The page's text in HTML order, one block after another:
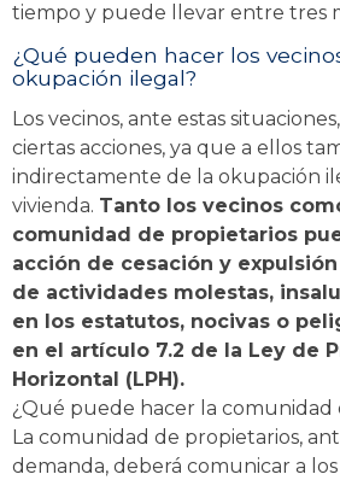
tiempo y puede llevar entre tres
¿Qué pueden hacer los
okupación ilegal?
Los vecinos, ante estas
ciertas acciones, ya que a ellos
indirectamente de la okupación
vivienda. Tanto los vecinos
comunidad de propietarios
acción de cesación y
de actividades molestas,
en los estatutos, nocivas o
en el artículo 7.2 de la Ley de
Horizontal (LPH).
¿Qué puede hacer la comunidad
La comunidad de propietarios,
demanda, deberá comunicar a